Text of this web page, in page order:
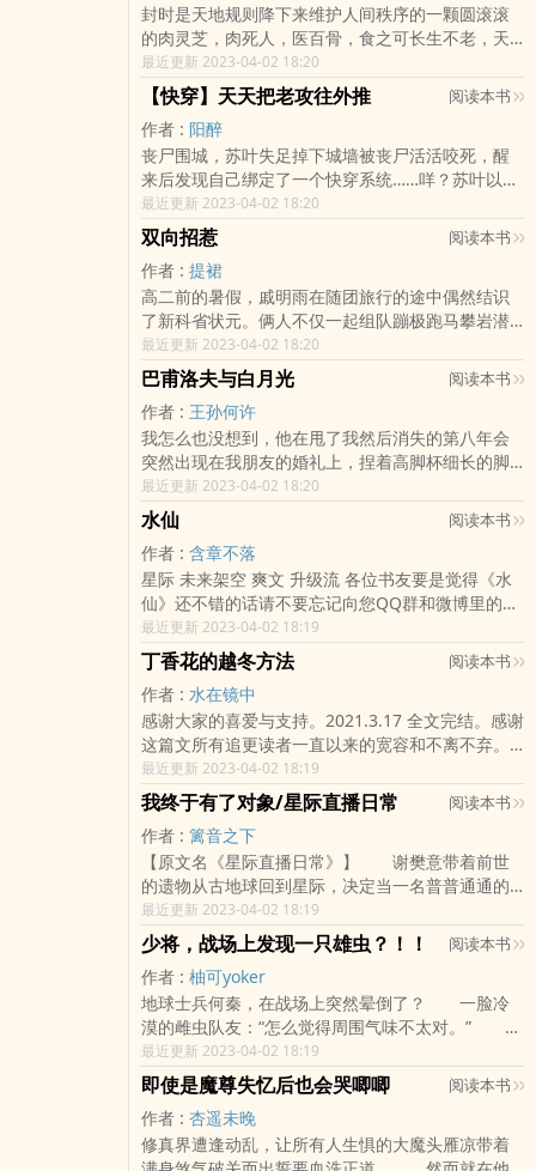
封时是天地规则降下来维护人间秩序的一颗圆滚滚
的肉灵芝，肉死人，医百骨，食之可长生不老，天
底下唯一可以平衡季胜寒魔息的产物，才发现之初
就被魔君预定了。“不和我成亲我就吃了你噢。”威胁
成功，魔君端着一盘装死的灵芝成了亲，礼成，天
地规则降下万千花雨，意为万世不得离婚。“不答应
我就吃了你。”威胁成功，魔君又端着一盘装死的灵
芝讲道理，天地规则降下灵气让封时当成化人，不
亲亲不给开门。“不许诺我也要吃了你。”某王妃某天
再次被威胁时终于发威了，他索性在自己原身割了
一小块塞进魔君的嘴里，然后看着魔君流了一晚上
的鼻血沾沾自喜：“看吧，我就说灵芝很补的。”再然
后……遭到报应了。 各位书友要是觉得《被魔族暴君
强娶之后》还不错的话请不要忘记向您QQ群和微博
里的朋友推荐哦！
最近更新 2023-04-02 18:20
【快穿】天天把老攻往外推 阅读本书
作者 : 阳醉
丧尸围城，苏叶失足掉下城墙被丧尸活活咬死，醒
来后发现自己绑定了一个快穿系统……咩？苏叶以为
撮合男主和男配的任务很简单，没想到了最后，意
外就把自己演成了主角受？好多个世界后，苏叶：
“魂淡！这任务怎么和我想象中的不一样啊！世界暂
定如下:一.猫奴助理受vs霸道总裁攻（都市）√二.禁
欲魔尊受vs妖孽和尚攻（古风）√三.透明跟班受vs强
势校霸攻（校园）√四.作死学生受vs铁血教官攻
（abo）√五.软糯雌性受vs偏执兽神攻（远古）√六.
迷糊男仆受vs宠妻家主攻（现代）√七.迟钝身娇受vs
痴情银杏攻（异世）... 各位书友要是觉得《【快
穿】天天把老攻往外推》还不错的话请不要忘记向
您QQ群和微博里的朋友推荐哦！
最近更新 2023-04-02 18:20
双向招惹 阅读本书
作者 : 提裙
高二前的暑假，戚明雨在随团旅行的途中偶然结识
了新科省状元。俩人不仅一起组队蹦极跑马攀岩潜
水，晚上还住进了同一个标准间。开学后重新分
班，戚明雨发现身边竟坐了个熟人。原来“省状元”不
仅和自己一届，而且还是个不折不扣的学渣。在目
睹“虚伪同桌”给校花亲妹送奶茶之后，戚明雨怒气爆
发，拎着衣领直接把人摔进操场的沙坑里。“合着你
假冒状元学长接近我，就是为了泡我妹是吧？”相处
时间久了，戚明雨逐渐发现他的同桌是个怪人。明
明擅长的是政史地却非要赖在理科班垫成绩单的
底；明明长了张大众情人的脸，却对女孩子们的各
种示好视而不见。直到一次朋友生日趴，小怪人当
着几十号直男兄弟的面耍酒疯表白：“我喜欢的人，
一直都是你。”-父亲去世后，靳晨拒绝母亲要接他出
国的提议，仍然选择一个人留在原来的城市生活。
不仅因为这里有和父亲的所有回忆，还因为结识了
一个对他来说有些特别的少年。单向暗恋一整年
后，却因为一次意外，竟当众将秘密宣之于口。百
感交集下，他还是选择了不告而别。转学后，靳晨
弃理归文，首次登上了年级榜首位。发榜当天，班
里来了位同样理转文的学霸插班生，随手拿起成绩
单，盯着上面某个名字，对吃瓜群众轻笑开口。“我
来给你们讲讲，靳大才子gay完我就跑的故事。”-戚
明雨 X 靳晨理性腹黑·全能酷盖·动手之前先讲道理·
大佬攻温润随和·家财万贯·一言不合就买下来·少爷受
内容标签： 豪门世家 情有独钟 甜文 校园 搜索
关键字：主角：戚明雨，靳晨一句话简介：双学霸
的文理互殴。立意：保持热忱，勇敢向上，将成长
道路上的荆棘变成星光。 各位书友要是觉得《双向
招惹》还不错的话请不要忘记向您QQ群和微博里的
朋友推荐哦！
最近更新 2023-04-02 18:20
巴甫洛夫与白月光 阅读本书
作者 : 王孙何许
我怎么也没想到，他在甩了我然后消失的第八年会
突然出现在我朋友的婚礼上，捏着高脚杯细长的脚
像扼住自己细长的颈项，声音有些抖，像读十万遍
江城子读到声音喑哑。 他说：“你相信吗……爱
是一种本能。” 那之后又过了很久，我才明白他
的意思。 HE。 各位书友要是觉得《巴甫洛夫与
白月光》还不错的话请不要忘记向您QQ群和微博里
的朋友推荐哦！
最近更新 2023-04-02 18:20
水仙 阅读本书
作者 : 含章不落
星际 未来架空 爽文 升级流 各位书友要是觉得《水
仙》还不错的话请不要忘记向您QQ群和微博里的朋
友推荐哦！
最近更新 2023-04-02 18:19
丁香花的越冬方法 阅读本书
作者 : 水在镜中
感谢大家的喜爱与支持。2021.3.17 全文完结。感谢
这篇文所有追更读者一直以来的宽容和不离不弃。
2021.3.6 今天没有更新。越到后面越卡，虽然剧情
剩得不多了。大家这两天都不用等。2020.12.09，
因为最近突如其来签了出版，所以在修旧文和写番
外。丁香花预计会在17号左右恢复更新。写在文案
之前：本文一切内容纯属虚构，如与现实存在雷
同，实属巧合。本文年代线亦实属编造，纯为剧情
服务，请勿深究。排雷：攻青少年时代变态且三观
成谜。假顺从真算计高冷变态攻 x 假聪明真纯情乐
天善良受丁郁青的竹马傅润生，出身好，家境好，
长得好，学习好……看起来什么都很好。就是精神不
太好。他偷丁郁青的毛巾，丁郁青给他拿了条新
的。他舔丁郁青吃过的冰棍儿，丁郁青给他又买了
一根儿。傅润生不领情，丁郁青不在乎。毕竟兄弟
就是不分你我。有一天，傅润生让丁郁青体会到了
什么叫“不分你我”上一代的竹马故事。狗血有，家长
里短有，时代浪潮有。“丁香花是冬天打骨朵儿的。”
各位书友要是觉得《丁香花的越冬方法》还不错的
最近更新 2023-04-02 18:19
我终于有了对象/星际直播日常 阅读本书
作者 : 篱音之下
【原文名《星际直播日常》】 谢樊意带着前世
的遗物从古地球回到星际，决定当一名普普通通的
养老群众。 每天的生活就是保温杯里泡枸杞，
做做饭，养养花。 不料，他碰上了一位绝世大
美人。 两辈子光棍的谢樊意一下子就动了
心。 于是，谢樊意决定改变一下养老生活日常
—— 做做饭，养美人。 【高亮：谢樊意是
受！受！受受受！！！】 内容标签：种田文 美
食星际直播 各位书友要是觉得《我终于有了对象/星
际直播日常》还不错的话请不要忘记向您QQ群和微
博里的朋友推荐哦！
最近更新 2023-04-02 18:19
少将，战场上发现一只雄虫？！！ 阅读本书
作者 : 柚可yoker
地球士兵何秦，在战场上突然晕倒了？ 一脸冷
漠的雌虫队友：“怎么觉得周围气味不太对。” 满
脸通红的雌虫队友：“这是雄虫？” 何秦（实在没
想到）：原来，我是雌虫兴奋剂？ 【婚
后】 何秦：“原来，少将你是这样的套路
虫！” 少将：“那么，我的雄主，你满意
吗？” 被套路的年下小狼狗，从此开启奋起压倒
最近更新 2023-04-02 18:19
即使是魔尊失忆后也会哭唧唧 阅读本书
作者 : 杏遥未晚
修真界遭逢动乱，让所有人生惧的大魔头雁凉带着